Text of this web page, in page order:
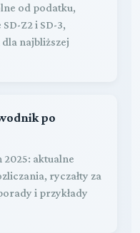
od podatku,
Z2 i SD-3,
najbliższej
po
aktualne
ryczałty za
i przykłady